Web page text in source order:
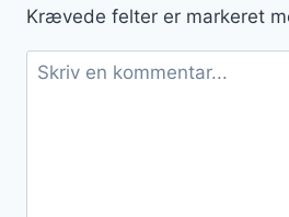
Krævede felter er markeret